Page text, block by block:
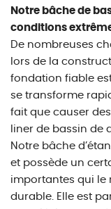
Notre bâche de
conditions
De nombreuses
lors de la
fondation fiable
se transforme
fait que causer
liner de bassin de
Notre bâche
et possède un
importantes qui le
durable. Elle est